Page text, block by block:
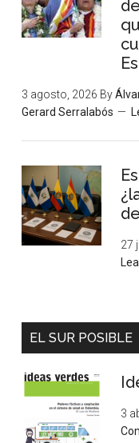
3 agosto, 2026 By
Gerard Serralabós
27
EL SUR POSIBLE
3